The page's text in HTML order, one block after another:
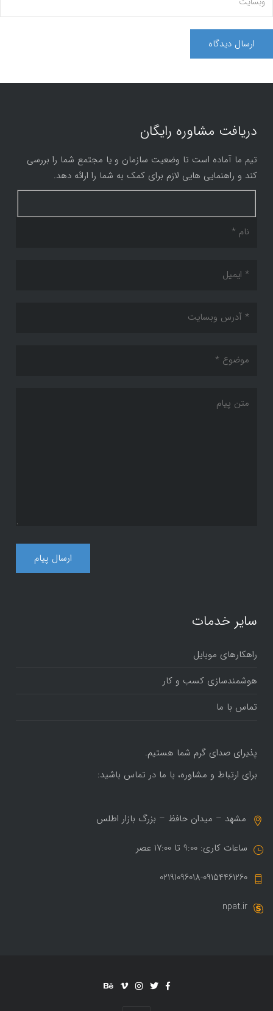
دریافت مشاوره رایگان
تیم ما آماده است تا وضعیت سازمان و یا مجتمع شما را بررسی
کند و راهنمایی هایی لازم برای کمک به شما را ارائه دهد.
سایر خدمات
راهکارهای موبایل
هوشمندسازی کسب و کار
تماس با ما
پذیرای صدای گرم شما هستیم.
برای ارتباط و مشاوره، با ما در تماس باشید:
مشهد – میدان حافظ – بزرگ بازار اطلس
ساعات کاری: 9:00 تا 17:00 عصر
02191096018-09154461260
npat.ir